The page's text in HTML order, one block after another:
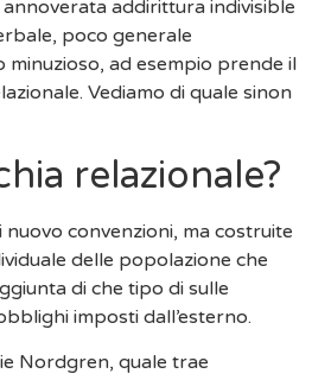
addirittura indivisible
poco generale
ad esempio prende il
Vediamo di quale sinon
relazionale?
convenzioni, ma costruite
delle popolazione che
di che tipo di sulle
imposti dall’esterno.
Nordgren, quale trae